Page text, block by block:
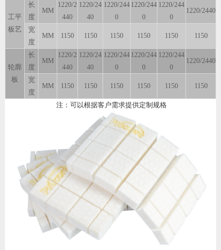
工平
板艺
长
度
MM
1220/2
440
1220/24
40
1220/244
0
1220/244
0
1220/244
0
1220/2440
宽
度
MM 1150 1150 1150 1150 1150 1150
轮廓
板
长
度
MM
1220/2
440
1220/24
40
1220/244
0
1220/244
0
1220/244
0
1220/2440
宽
度
MM 1150 1150 1150 1150 1150 1150
注：可以根据客户需求提供定制规格